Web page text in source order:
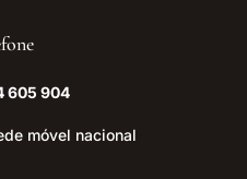
605 904
móvel nacional